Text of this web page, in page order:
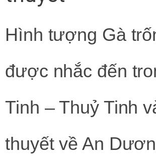
Hình tượng Gà
được nhắc đến
Tinh – Thuỷ Tinh
thuyết về An